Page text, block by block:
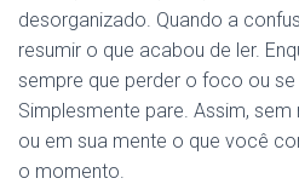
desorganizado. Quando a
resumir o que acabou de ler.
sempre que perder o foco ou
Simplesmente pare. Assim,
ou em sua mente o que você
o momento.